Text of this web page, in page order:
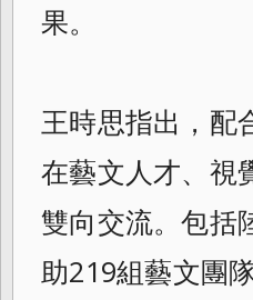
果。
王時思指出，配
在藝文人才、視
雙向交流。包括
助219組藝文團